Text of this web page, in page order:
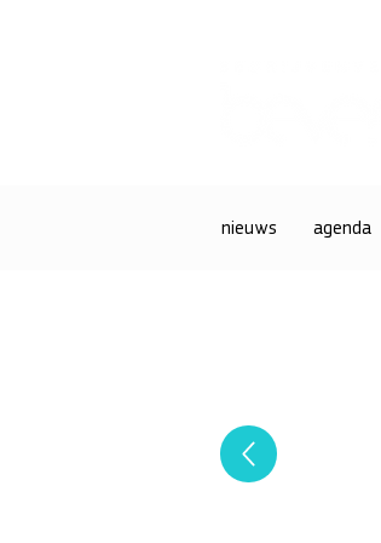
nieuws agenda